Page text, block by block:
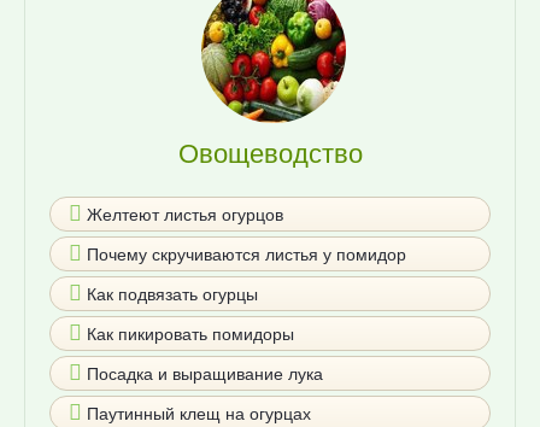
Овощеводство
Желтеют листья огурцов
Почему скручиваются листья у помидор
Как подвязать огурцы
Как пикировать помидоры
Посадка и выращивание лука
Паутинный клещ на огурцах